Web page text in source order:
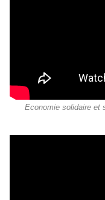
Economie solidaire et